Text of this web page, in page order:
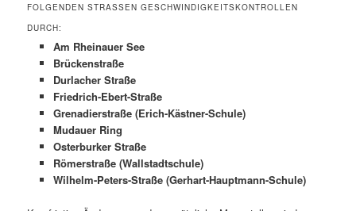
FOLGENDEN STRASSEN GESCHWINDIGKEITSKONTROLLEN D
URCH:
Am Rheinauer See
Brückenstraße
Durlacher Straße
Friedrich-Ebert-Straße
Grenadierstraße (Erich-Kästner-Schule)
Mudauer Ring
Osterburker Straße
Römerstraße (Wallstadtschule)
Wilhelm-Peters-Straße (Gerhart-Hauptmann-Schule)